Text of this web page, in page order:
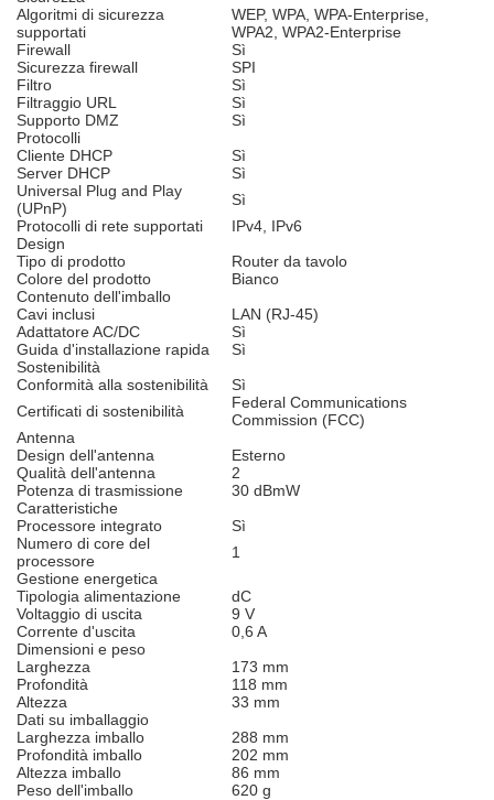
Algoritmi di sicurezza
supportati
WEP, WPA, WPA-Enterprise,
WPA2, WPA2-Enterprise
Firewall
Sì
Sicurezza firewall
SPI
Filtro
Sì
Filtraggio URL
Sì
Supporto DMZ
Sì
Protocolli
Cliente DHCP
Sì
Server DHCP
Sì
Universal Plug and Play
(UPnP)
Sì
Protocolli di rete supportati
IPv4, IPv6
Design
Tipo di prodotto
Router da tavolo
Colore del prodotto
Bianco
Contenuto dell'imballo
Cavi inclusi
LAN (RJ-45)
Adattatore AC/DC
Sì
Guida d'installazione rapida
Sì
Sostenibilità
Conformità alla sostenibilità
Sì
Certificati di sostenibilità
Federal Communications
Commission (FCC)
Antenna
Design dell'antenna
Esterno
Qualità dell'antenna
2
Potenza di trasmissione
30 dBmW
Caratteristiche
Processore integrato
Sì
Numero di core del
processore
1
Gestione energetica
Tipologia alimentazione
dC
Voltaggio di uscita
9 V
Corrente d'uscita
0,6 A
Dimensioni e peso
Larghezza
173 mm
Profondità
118 mm
Altezza
33 mm
Dati su imballaggio
Larghezza imballo
288 mm
Profondità imballo
202 mm
Altezza imballo
86 mm
Peso dell'imballo
620 g